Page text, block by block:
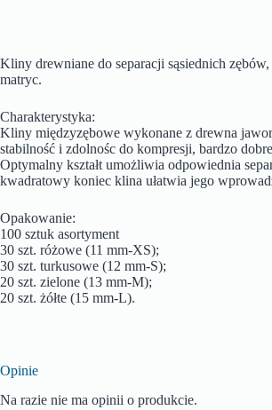
Kliny drewniane do separacji sąsiednich
matryc.
Charakterystyka:
Kliny międzyzębowe wykonane z drewna
stabilność i zdolnośc do kompresji, bardzo
Optymalny kształt umożliwia odpowiednia
kwadratowy koniec klina ułatwia jego
Opakowanie:
100 sztuk asortyment
30 szt. różowe (11 mm-XS);
30 szt. turkusowe (12 mm-S);
20 szt. zielone (13 mm-M);
20 szt. żółte (15 mm-L).
Opinie
Na razie nie ma opinii o produkcie.